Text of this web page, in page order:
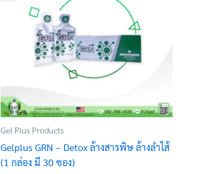
Gel Plus Products
Gelplus GRN – Detox ล้างสารพิษ ล้างลำไส้
(1 กล่อง มี 30 ซอง)